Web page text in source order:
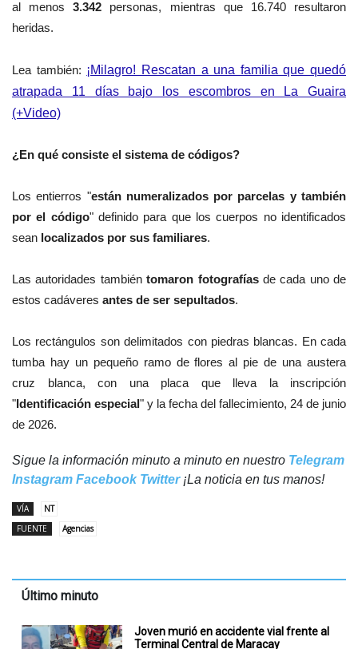
al menos 3.342 personas, mientras que 16.740 resultaron
heridas.
Lea también: ¡Milagro! Rescatan a una familia que quedó
atrapada 11 días bajo los escombros en La Guaira
(+Video)
¿En qué consiste el sistema de códigos?
Los entierros "están numeralizados por parcelas y también
por el código" definido para que los cuerpos no identificados
sean localizados por sus familiares.
Las autoridades tambiéntomaron fotografíasde cada uno de
estos cadáveres antes de ser sepultados.
Los rectángulos son delimitados con piedras blancas. En cada
tumba hay un pequeño ramo de flores al pie de una austera
cruz blanca, con una placa que lleva la inscripción
"Identificación especial" y la fecha del fallecimiento, 24 de junio
de 2026.
Sigue la información minuto a minuto en nuestro Telegram
Instagram Facebook Twitter¡La noticia en tus manos!
VÍA
NT
FUENTE
Agencias
Último minuto
Joven murió en accidente vial frente al
Terminal Central de Maracay